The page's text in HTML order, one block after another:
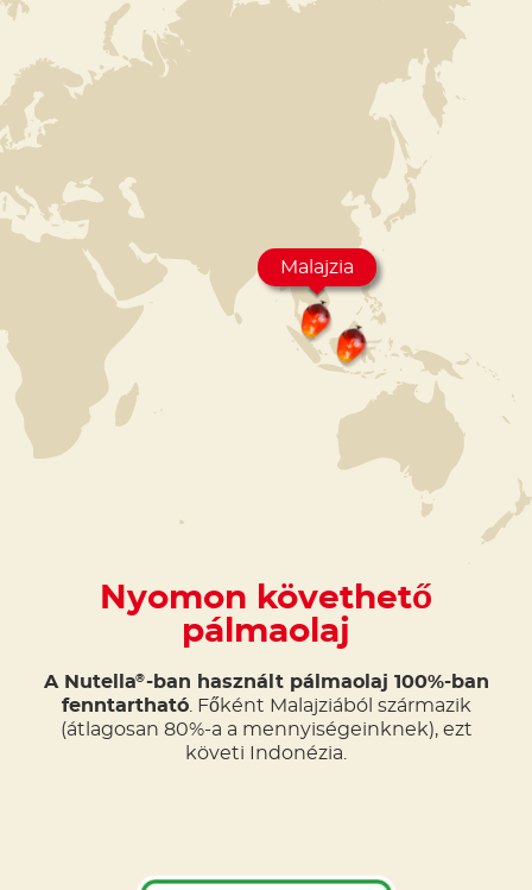
Nyomon követhető
pálmaolaj
A Nutella®-ban használt pálmaolaj 100%-ban
fenntartható. Főként Malajziából származik
(átlagosan 80%-a a mennyiségeinknek), ezt
követi Indonézia.
Malajzia